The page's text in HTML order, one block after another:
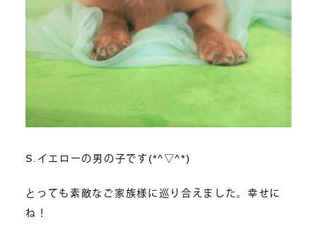
S.イエローの男の子です(*^▽^*)
とっても素敵なご家族様に巡り合えました。幸せに
ね！